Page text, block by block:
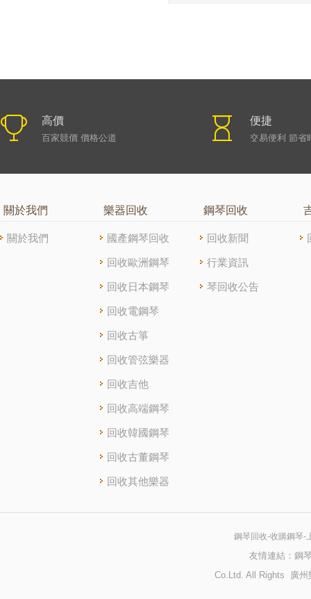
高價
百家競價 價格公道
便捷
交易便利 節省
關於我們
關於我們
樂器回收
國產鋼琴回收
回收歐洲鋼琴
回收日本鋼琴
回收電鋼琴
回收古箏
回收管弦樂器
回收吉他
回收高端鋼琴
回收韓國鋼琴
回收古董鋼琴
回收其他樂器
鋼琴回收
回收新聞
行業資訊
琴回收公告
鋼琴回收-收購鋼琴-
友情連結： 鋼
Co.Ltd. All Rights 廣州